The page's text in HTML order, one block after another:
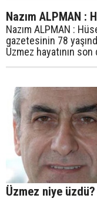
Nazım ALPMAN :
Nazım ALPMAN :
gazetesinin 78
Üzmez hayatının
Üzmez niye üzdü?